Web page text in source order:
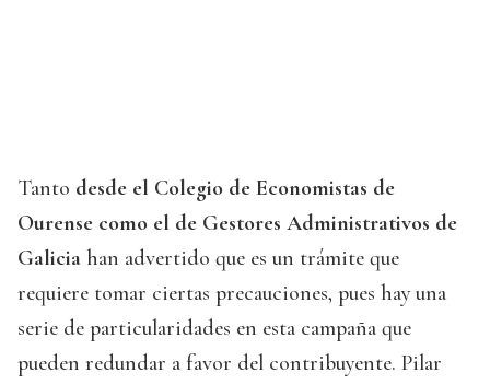
Tanto desde el Colegio de Economistas de
Ourense como el de Gestores Administrativos de
Galicia han advertido que es un trámite que
requiere tomar ciertas precauciones, pues hay una
serie de particularidades en esta campaña que
pueden redundar a favor del contribuyente. Pilar